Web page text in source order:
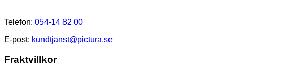
Telefon: 054-14 82 00
E-post: kundtjanst@pictura.se
Fraktvillkor